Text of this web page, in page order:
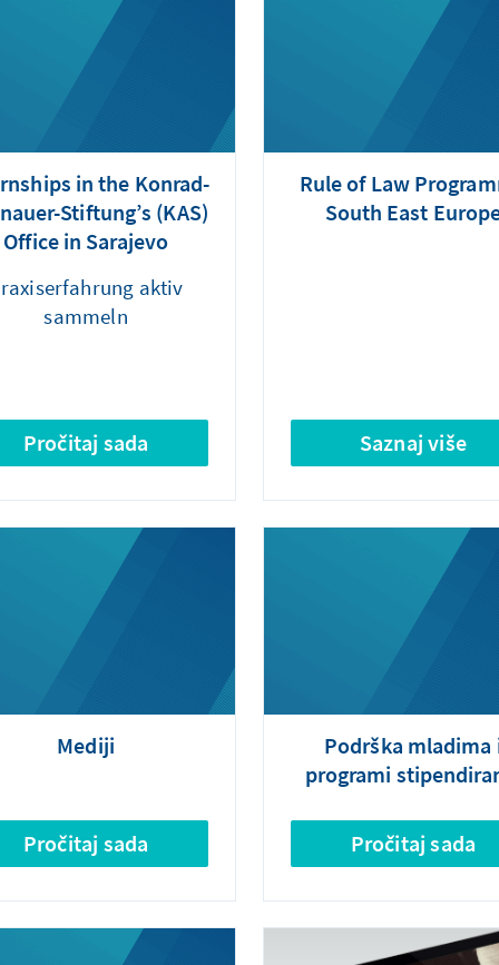
in the Konrad-
Stiftung’s (KAS)
Office in Sarajevo
aktiv
sammeln
Pročitaj sada
Rule of Law
South East
Saznaj više
Mediji
Pročitaj sada
Podrška mladima
programi
Pročitaj sada